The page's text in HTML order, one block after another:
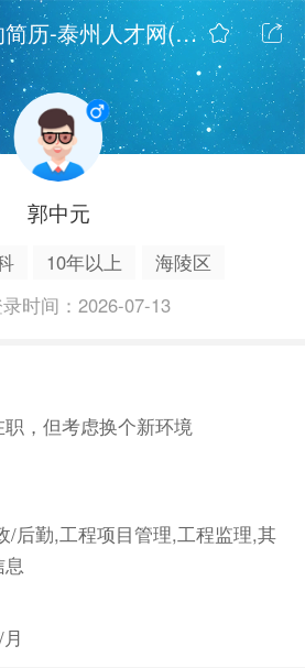
郭中元的简历-泰州人才网(www.xtzr.cn)
郭中元
10年以上
海陵区
时间：2026-07-13
，但考虑换个新环境
/后勤,工程项目管理,工程监理,其